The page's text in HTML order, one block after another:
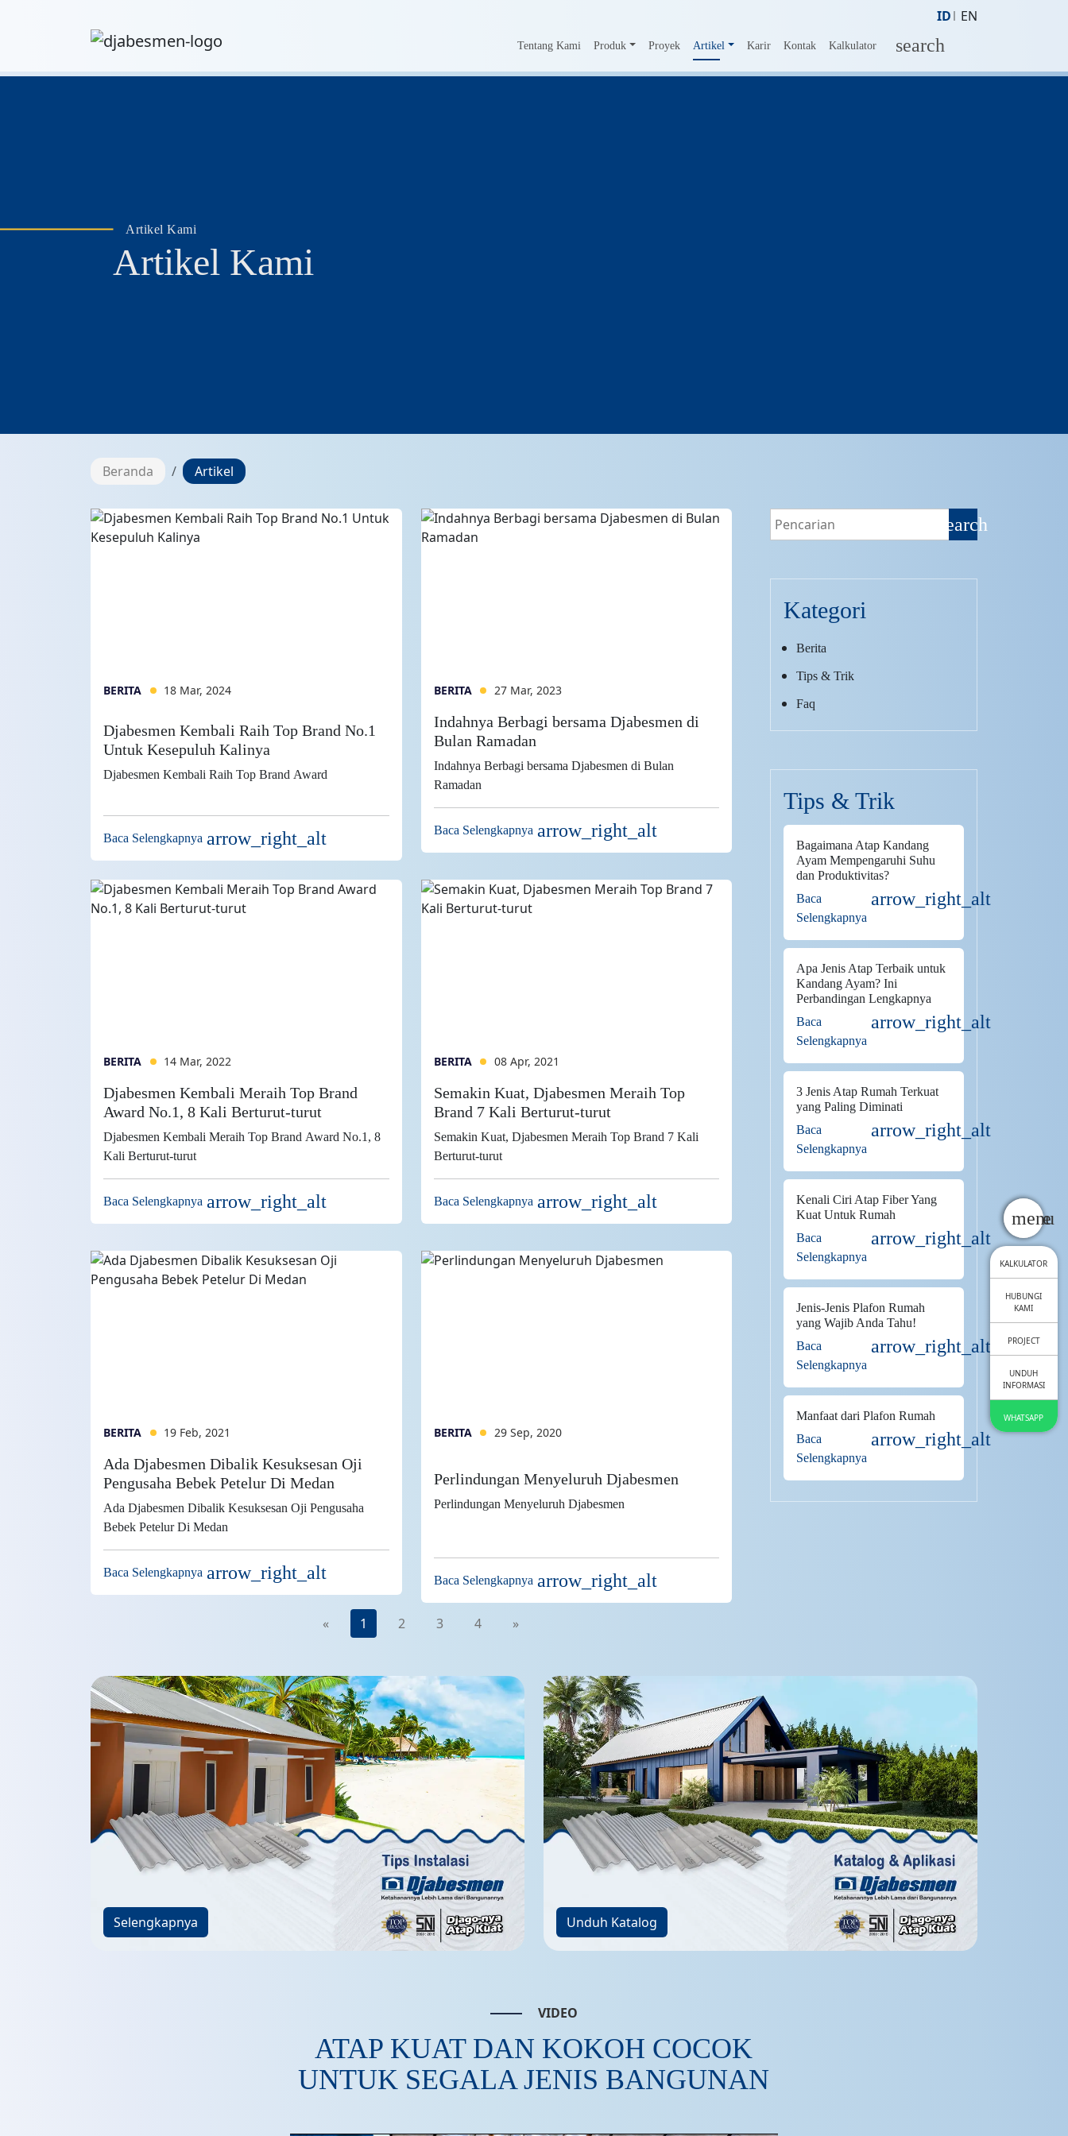
ID EN
Tentang Kami Produk Proyek Artikel Karir Kontak Kalkulator search
Artikel Kami
Artikel Kami
Beranda Artikel
BERITA 18 Mar, 2024
Djabesmen Kembali Raih Top Brand No.1
Untuk Kesepuluh Kalinya
Djabesmen Kembali Raih Top Brand Award
Baca Selengkapnya arrow_right_alt
BERITA 27 Mar, 2023
Indahnya Berbagi bersama Djabesmen di
Bulan Ramadan
Indahnya Berbagi bersama Djabesmen di Bulan
Ramadan
Baca Selengkapnya arrow_right_alt
BERITA 14 Mar, 2022
Djabesmen Kembali Meraih Top Brand
Award No.1, 8 Kali Berturut-turut
Djabesmen Kembali Meraih Top Brand Award No.1, 8
Kali Berturut-turut
Baca Selengkapnya arrow_right_alt
BERITA 08 Apr, 2021
Semakin Kuat, Djabesmen Meraih Top
Brand 7 Kali Berturut-turut
Semakin Kuat, Djabesmen Meraih Top Brand 7 Kali
Berturut-turut
Baca Selengkapnya arrow_right_alt
BERITA 19 Feb, 2021
Ada Djabesmen Dibalik Kesuksesan Oji
Pengusaha Bebek Petelur Di Medan
Ada Djabesmen Dibalik Kesuksesan Oji Pengusaha
Bebek Petelur Di Medan
Baca Selengkapnya arrow_right_alt
BERITA 29 Sep, 2020
Perlindungan Menyeluruh Djabesmen
Perlindungan Menyeluruh Djabesmen
Baca Selengkapnya arrow_right_alt
« 1 2 3 4 »
search
Kategori
Berita
Tips & Trik
Faq
Tips & Trik
Bagaimana Atap Kandang
Ayam Mempengaruhi Suhu
dan Produktivitas?
Baca
Selengkapnya
arrow_right_alt
Apa Jenis Atap Terbaik untuk
Kandang Ayam? Ini
Perbandingan Lengkapnya
Baca
Selengkapnya
arrow_right_alt
3 Jenis Atap Rumah Terkuat
yang Paling Diminati
Baca
Selengkapnya
arrow_right_alt
Kenali Ciri Atap Fiber Yang
Kuat Untuk Rumah
Baca
Selengkapnya
arrow_right_alt
Jenis-Jenis Plafon Rumah
yang Wajib Anda Tahu!
Baca
Selengkapnya
arrow_right_alt
Manfaat dari Plafon Rumah
Baca
Selengkapnya
arrow_right_alt
Selengkapnya Unduh Katalog
VIDEO
ATAP KUAT DAN KOKOH COCOK
UNTUK SEGALA JENIS BANGUNAN
close
menu
KALKULATOR
HUBUNGI
KAMI
PROJECT
UNDUH
INFORMASI
WHATSAPP